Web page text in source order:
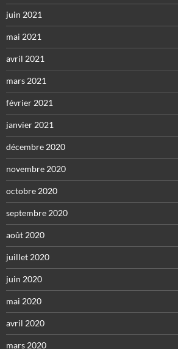
juin 2021
mai 2021
avril 2021
mars 2021
février 2021
janvier 2021
décembre 2020
novembre 2020
octobre 2020
septembre 2020
août 2020
juillet 2020
juin 2020
mai 2020
avril 2020
mars 2020